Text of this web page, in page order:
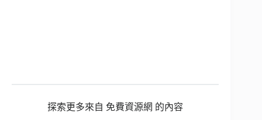
探索更多來自 免費資源網 的內容